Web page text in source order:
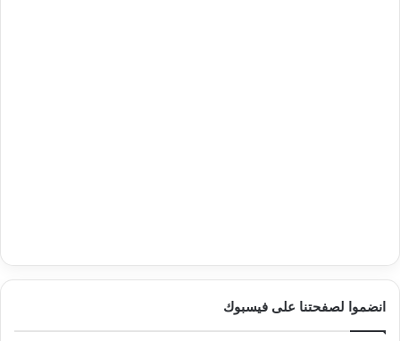
انضموا لصفحتنا على فيسبوك